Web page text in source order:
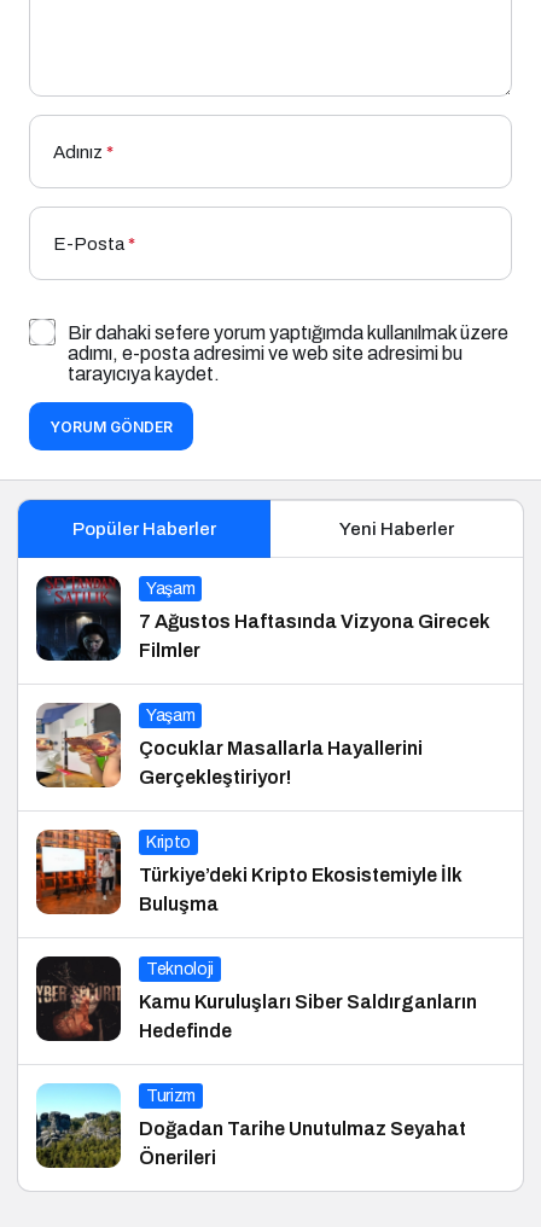
Adınız *
E-Posta*
Bir dahaki sefere yorum yaptığımda kullanılmak üzere
adımı, e-posta adresimi ve web site adresimi bu
tarayıcıya kaydet.
YORUM GÖNDER
Popüler Haberler Yeni Haberler
Yaşam
7 Ağustos Haftasında Vizyona Girecek
Filmler
Yaşam
Çocuklar Masallarla Hayallerini
Gerçekleştiriyor!
Kripto
Türkiye’deki Kripto Ekosistemiyle İlk
Buluşma
Teknoloji
Kamu Kuruluşları Siber Saldırganların
Hedefinde
Turizm
Doğadan Tarihe Unutulmaz Seyahat
Önerileri